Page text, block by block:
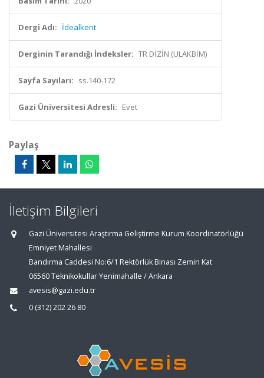
Dergi Adı: İdealkent
Derginin Tarandığı İndeksler: TR DİZİN (ULAKBİM)
Sayfa Sayıları: ss.140-172
Gazi Üniversitesi Adresli: Evet
Paylaş
İletişim Bilgileri
Gazi Üniversitesi Araştırma Geliştirme Kurum Koordinatörlüğü
Emniyet Mahallesi
Bandırma Caddesi No:6/1 Rektörlük Binası Zemin Kat
06560 Teknikokullar Yenimahalle / Ankara
avesis@gazi.edu.tr
0 (312) 202 26 80